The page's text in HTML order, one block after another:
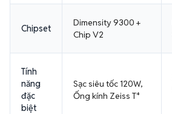
Chipset
Dimensity 9300 +
Chip V2
Tính
năng
đặc
biệt
Sạc siêu tốc 120W,
Ống kính Zeiss T*